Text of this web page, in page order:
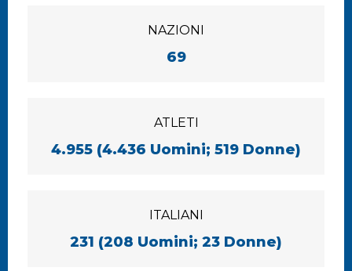
NAZIONI
69
ATLETI
4.955 (4.436 Uomini; 519 Donne)
ITALIANI
231 (208 Uomini; 23 Donne)